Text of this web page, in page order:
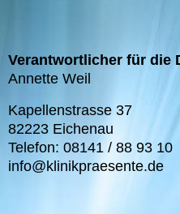
Verantwortlicher für die
Annette Weil
Kapellenstrasse 37
82223 Eichenau
Telefon: 08141 / 88 93 10
info@klinikpraesente.de